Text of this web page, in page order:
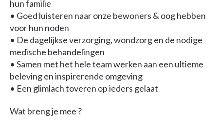
hun familie
• Goed luisteren naar onze bewoners & oog hebben
voor hun noden
• De dagelijkse verzorging, wondzorg en de nodige
medische behandelingen
• Samen met het hele team werken aan een ultieme
beleving en inspirerende omgeving
• Een glimlach toveren op ieders gelaat
Wat breng je mee ?